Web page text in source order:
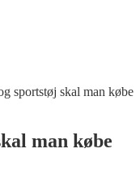
sportstøj skal man købe
man købe